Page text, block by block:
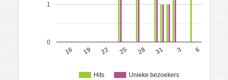
Hits Unieke bezoekers
6
3
31
28
25
22
19
16
0
1